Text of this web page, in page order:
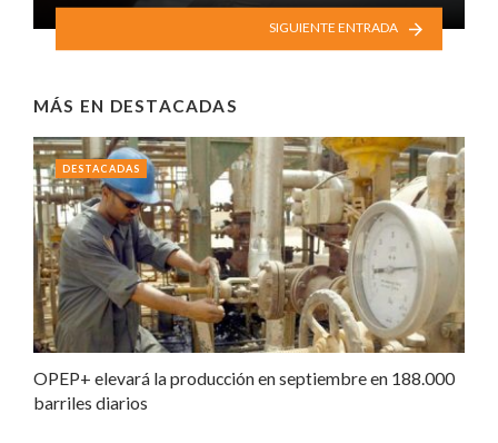
SIGUIENTE ENTRADA
MÁS EN DESTACADAS
OPEP+ elevará la producción en septiembre en 188.000
barriles diarios
DESTACADAS